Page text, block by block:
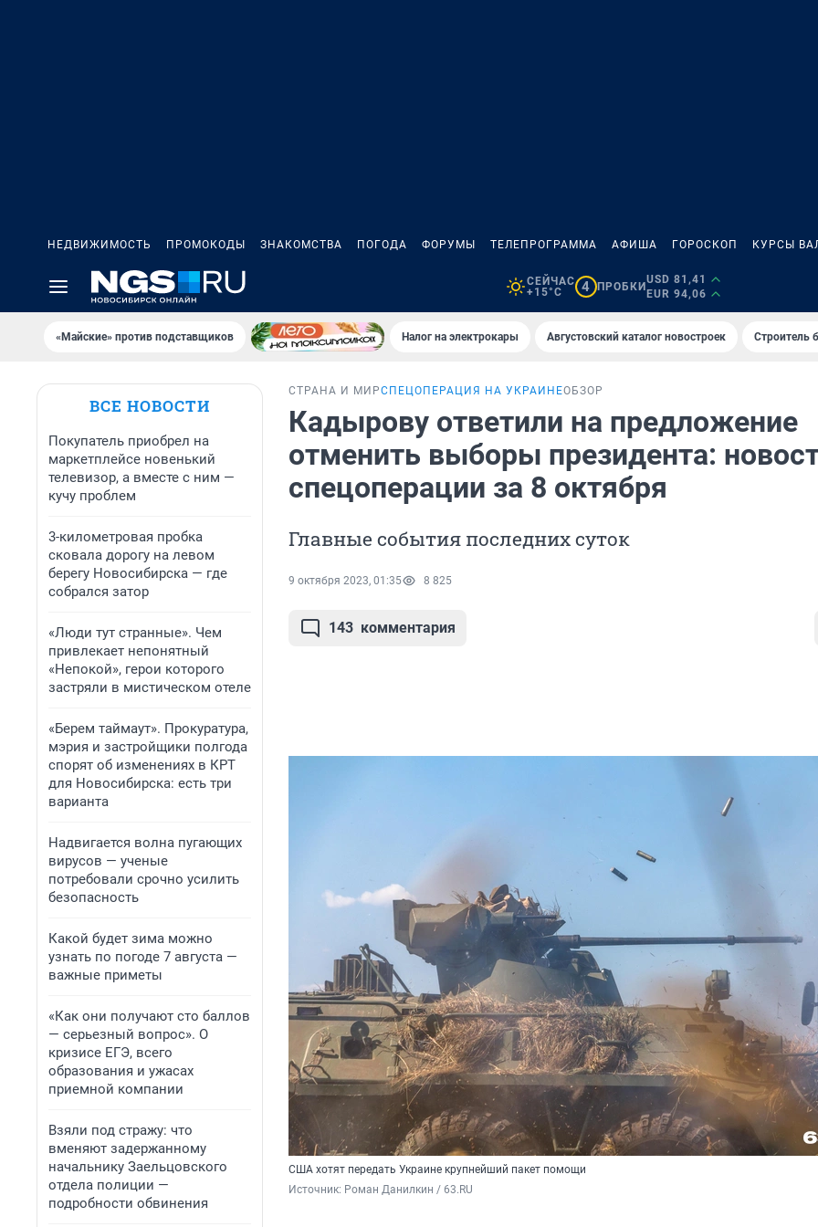
НЕДВИЖИМОСТЬ ПРОМОКОДЫ ЗНАКОМСТВА ПОГОДА ФОРУМЫ ТЕЛЕПРОГРАММА АФИША ГОРОСКОП КУРСЫ
СЕЙЧАС
+15°C
4 ПРОБКИ
USD 81,41
EUR 94,06
«Майские» против подставщиков Налог на электрокары Августовский каталог новостроек Строитель
ВСЕ НОВОСТИ
Покупатель приобрел на
маркетплейсе новенький
телевизор, а вместе с ним —
кучу проблем
3-километровая пробка
сковала дорогу на левом
берегу Новосибирска — где
собрался затор
«Люди тут странные». Чем
привлекает непонятный
«Непокой», герои которого
застряли в мистическом отеле
«Берем таймаут». Прокуратура,
мэрия и застройщики полгода
спорят об изменениях в КРТ
для Новосибирска: есть три
варианта
Надвигается волна пугающих
вирусов — ученые
потребовали срочно усилить
безопасность
Какой будет зима можно
узнать по погоде 7 августа —
важные приметы
«Как они получают сто баллов
— серьезный вопрос». О
кризисе ЕГЭ, всего
образования и ужасах
приемной компании
Взяли под стражу: что
вменяют задержанному
начальнику Заельцовского
отдела полиции —
подробности обвинения
СТРАНА И МИРСПЕЦОПЕРАЦИЯ НА УКРАИНЕОБЗОР
Кадырову ответили на предложение
отменить выборы президента:
спецоперации за 8 октября
Главные события последних суток
9 октября 2023, 01:35 8 825
143 комментария
США хотят передать Украине крупнейший пакет помощи
Источник: Роман Данилкин / 63.RU